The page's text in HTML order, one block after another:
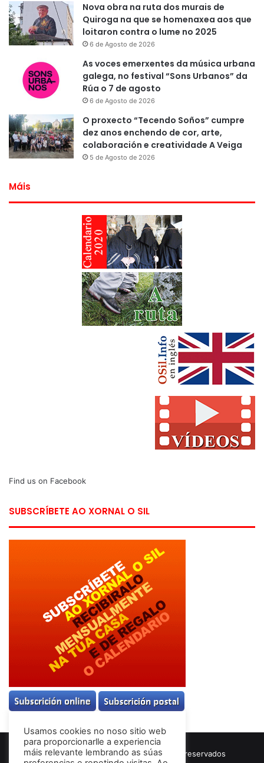
Nova obra na ruta dos murais de
Quiroga na que se homenaxea aos que
loitaron contra o lume no 2025
6 de Agosto de 2026
As voces emerxentes da música urbana
galega, no festival “Sons Urbanos” da
Rúa o 7 de agosto
6 de Agosto de 2026
O proxecto “Tecendo Soños” cumpre
dez anos enchendo de cor, arte,
colaboración e creatividade A Veiga
5 de Agosto de 2026
Máis
Find us on Facebook
SUBSCRÍBETE AO XORNAL O SIL
© Copyright 2026, Todos los derechos reservados
Usamos cookies no noso sitio web
para proporcionarlle a experiencia
máis relevante lembrando as súas